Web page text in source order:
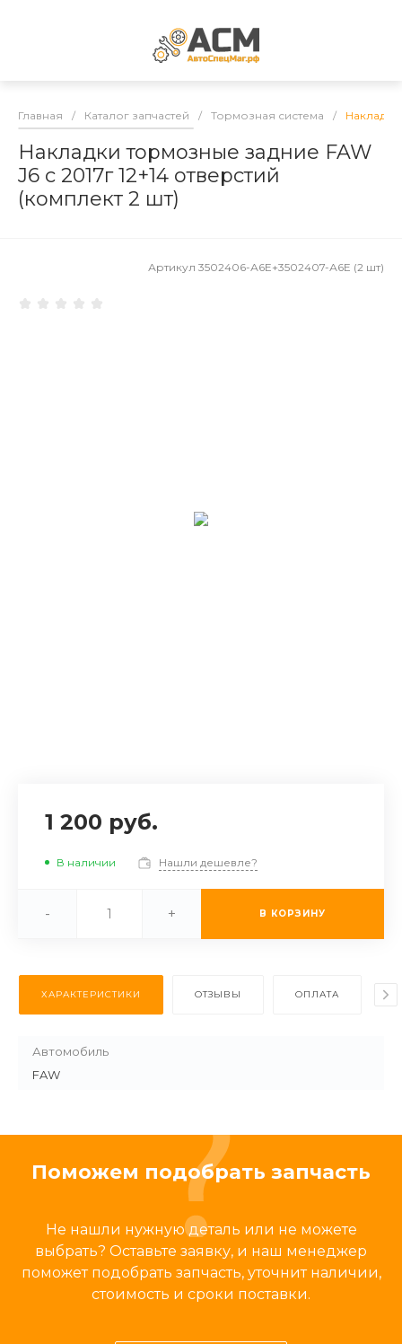
Главная / Каталог запчастей / Тормозная система / Накладки
Накладки тормозные задние FAW
J6 с 2017г 12+14 отверстий
(комплект 2 шт)
Артикул 3502406-А6Е+3502407-А6Е (2 шт)
1 200 руб.
В наличии Нашли дешевле?
- + В КОРЗИНУ
ХАРАКТЕРИСТИКИ ОТЗЫВЫ ОПЛАТА
Автомобиль
FAW
Поможем подобрать запчасть
Не нашли нужную деталь или не можете
выбрать? Оставьте заявку, и наш менеджер
поможет подобрать запчасть, уточнит наличии,
стоимость и сроки поставки.